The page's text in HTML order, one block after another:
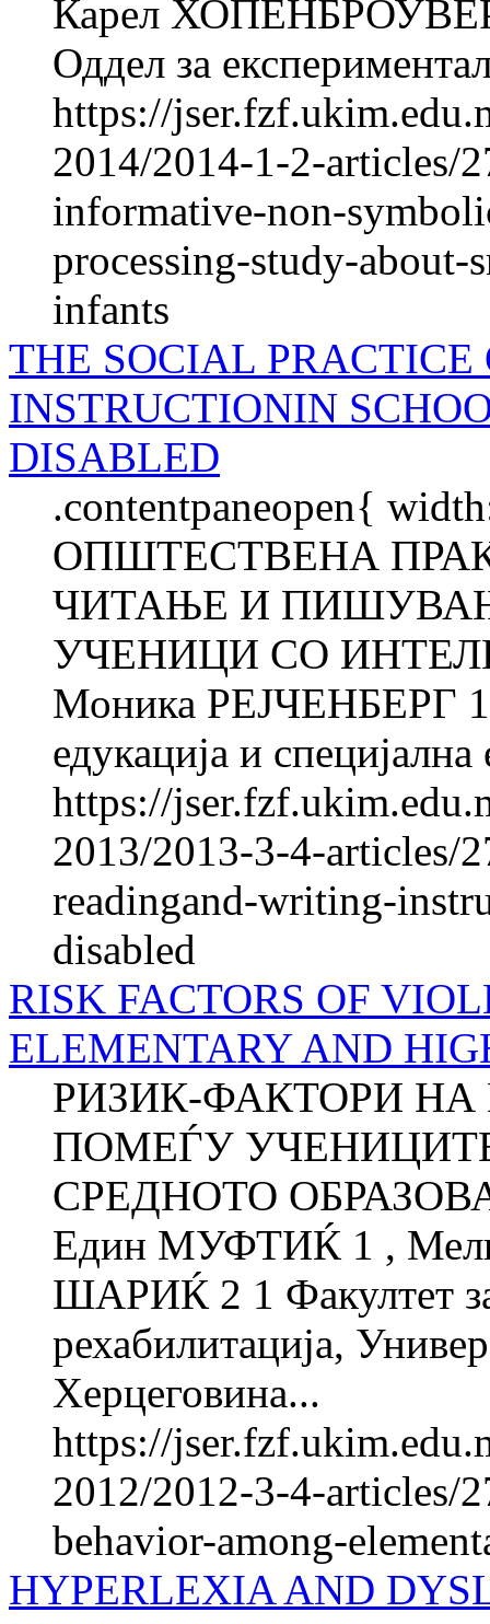
Карел
Оддел за
https://
2014/2014-1-2-articles/
informative-non-
processing-study-about-
infants
THE SOCIAL
INSTRUCTIONIN
DISABLED
.contentpaneopen{
ОПШТЕСТВЕНА
ЧИТАЊЕ И
УЧЕНИЦИ СО
Моника РЕЈЧЕНБЕРГ
едукација и
https://
2013/2013-3-4-articles/
readingand-writing-
disabled
RISK FACTORS OF
ELEMENTARY AND
РИЗИК-ФАКТОРИ
ПОМЕЃУ
СРЕДНОТО
Един МУФТИЌ 1 ,
ШАРИЌ 2 1 Факултет за
рехабилитација,
Херцеговина...
https://
2012/2012-3-4-articles/
behavior-among-
HYPERLEXIA AND